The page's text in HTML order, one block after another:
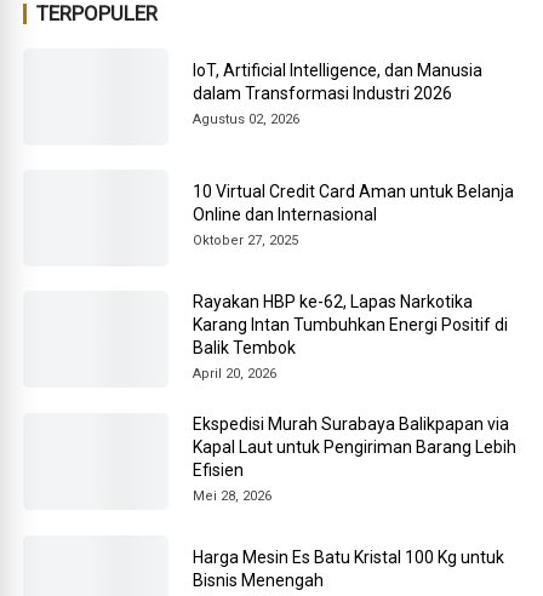
TERPOPULER
IoT, Artificial Intelligence, dan Manusia
dalam Transformasi Industri 2026
Agustus 02, 2026
10 Virtual Credit Card Aman untuk Belanja
Online dan Internasional
Oktober 27, 2025
Rayakan HBP ke-62, Lapas Narkotika
Karang Intan Tumbuhkan Energi Positif di
Balik Tembok
April 20, 2026
Ekspedisi Murah Surabaya Balikpapan via
Kapal Laut untuk Pengiriman Barang Lebih
Efisien
Mei 28, 2026
Harga Mesin Es Batu Kristal 100 Kg untuk
Bisnis Menengah